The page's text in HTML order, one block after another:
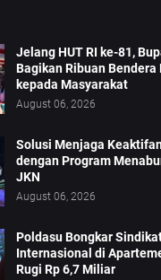
Jelang HUT RI ke-81,
Bagikan Ribuan Bendera
kepada Masyarakat
August 06, 2026
Solusi Menjaga
dengan Program
JKN
August 06, 2026
Poldasu Bongkar
Internasional di
Rugi Rp 6,7 Miliar